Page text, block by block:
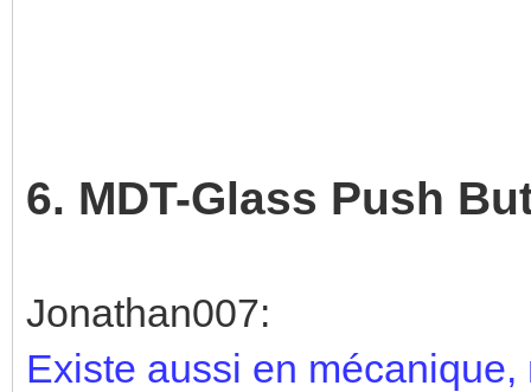
6. MDT-Glass Push
Jonathan007:
Existe aussi en